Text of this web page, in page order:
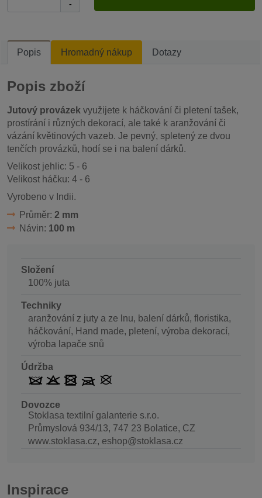
-
Popis Hromadný nákup Dotazy
Popis zboží
Jutový provázek využijete k háčkování či pletení tašek,
prostírání i různých dekorací, ale také k aranžování či
vázání květinových vazeb. Je pevný, spletený ze dvou
tenčích provázků, hodí se i na balení dárků.
Velikost jehlic: 5 - 6
Velikost háčku: 4 - 6
Vyrobeno v Indii.
Průměr: 2 mm
Návin: 100 m
Složení
100% juta
Techniky
aranžování z juty a ze lnu, balení dárků, floristika,
háčkování, Hand made, pletení, výroba dekorací,
výroba lapače snů
Údržba
Dovozce
Stoklasa textilní galanterie s.r.o.
Průmyslová 934/13, 747 23 Bolatice, CZ
www.stoklasa.cz, eshop@stoklasa.cz
Inspirace